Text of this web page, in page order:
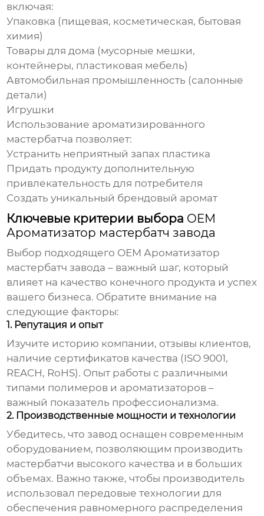
включая:
Упаковка (пищевая, косметическая, бытовая
химия)
Товары для дома (мусорные мешки,
контейнеры, пластиковая мебель)
Автомобильная промышленность (салонные
детали)
Игрушки
Использование ароматизированного
мастербатча позволяет:
Устранить неприятный запах пластика
Придать продукту дополнительную
привлекательность для потребителя
Создать уникальный брендовый аромат
Ключевые критерии выбора OEM
Ароматизатор мастербатч завода
Выбор подходящего OEM Ароматизатор
мастербатч завода – важный шаг, который
влияет на качество конечного продукта и успех
вашего бизнеса. Обратите внимание на
следующие факторы:
1. Репутация и опыт
Изучите историю компании, отзывы клиентов,
наличие сертификатов качества (ISO 9001,
REACH, RoHS). Опыт работы с различными
типами полимеров и ароматизаторов –
важный показатель профессионализма.
2. Производственные мощности и технологии
Убедитесь, что завод оснащен современным
оборудованием, позволяющим производить
мастербатчи высокого качества и в больших
объемах. Важно также, чтобы производитель
использовал передовые технологии для
обеспечения равномерного распределения